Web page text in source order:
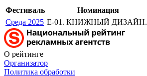
Фестиваль Номинация
Среда 2025 Е-01. КНИЖНЫЙ ДИЗАЙН.
О рейтинге
Организатор
Политика обработки